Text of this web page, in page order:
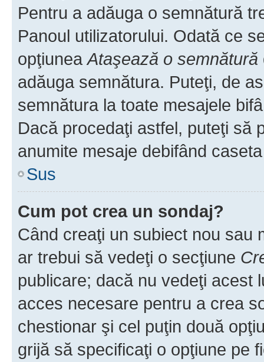
Pentru a adăuga o semnătură
Panoul utilizatorului. Odată ce
opţiuneaAtaşează o semnătură
adăuga semnătura. Puteţi, de
semnătura la toate mesajele
Dacă procedaţi astfel, puteţi să
anumite mesaje debifând
Sus
Cum pot crea un sondaj?
Când creaţi un subiect nou sau
ar trebui să vedeţi o secţiune
publicare; dacă nu vedeţi acest
acces necesare pentru a crea
chestionar şi cel puţin două
grijă să specificaţi o opţiune pe